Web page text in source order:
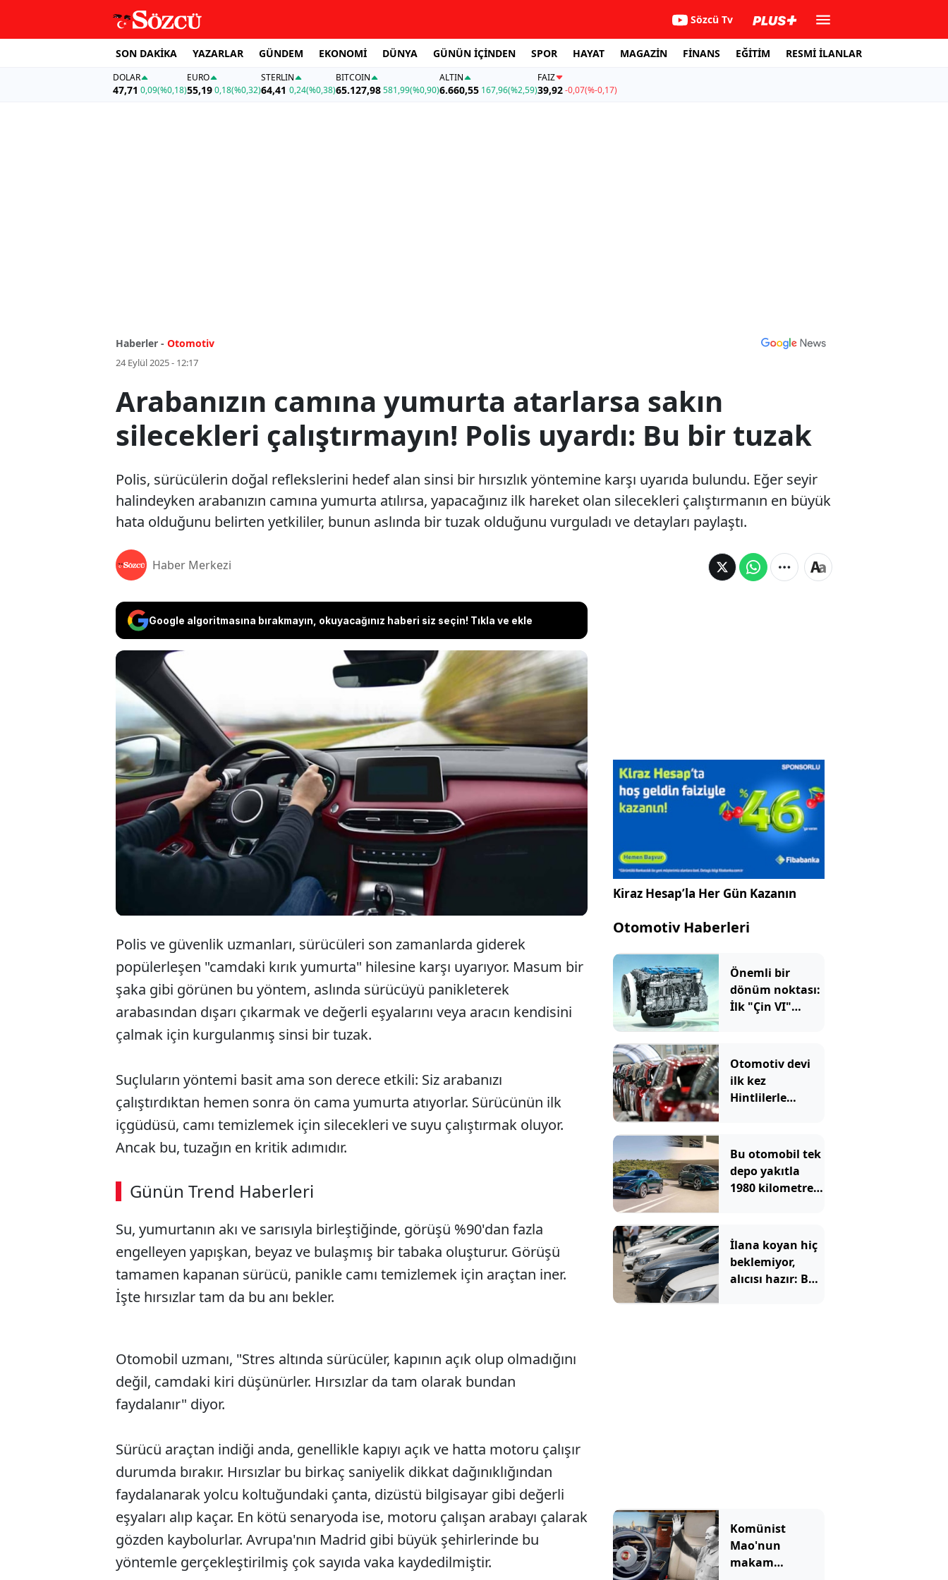
Sözcü Tv
SON DAKİKA YAZARLAR GÜNDEM EKONOMİ DÜNYA GÜNÜN İÇİNDEN SPOR HAYAT MAGAZİN FİNANS EĞİTİM RESMİ İLANLAR
DOLAR
47,71 0,09(%0,18)
EURO
55,19 0,18(%0,32)
STERLIN
64,41 0,24(%0,38)
BITCOIN
65.127,98581,99(%0,90)
ALTIN
6.660,55 167,96(%2,59)
FAİZ
39,92-0,07(%-0,17)
Haberler - Otomotiv
24 Eylül 2025 - 12:17
Arabanızın camına yumurta atarlarsa sakın
silecekleri çalıştırmayın! Polis uyardı: Bu bir tuzak
Polis, sürücülerin doğal reflekslerini hedef alan sinsi bir hırsızlık yöntemine karşı uyarıda bulundu. Eğer seyir
halindeyken arabanızın camına yumurta atılırsa, yapacağınız ilk hareket olan silecekleri çalıştırmanın en büyük
hata olduğunu belirten yetkililer, bunun aslında bir tuzak olduğunu vurguladı ve detayları paylaştı.
Haber Merkezi
Google algoritmasına bırakmayın, okuyacağınız haberi siz seçin! Tıkla ve ekle
Polis, sürücülerin doğal reflekslerini hedef alan sinsi bir hırsızlık
yöntemine karşı uyarıda bulundu. Eğer seyir halindeyken arabanızın
camına yumurta atılırsa, yapacağınız ilk hareket olan silecekleri
çalıştırmanın en büyük hata olduğunu belirten yetkililer, bunun
aslında bir tuzak olduğunu vurguladı ve detayları paylaştı.
Polis ve güvenlik uzmanları, sürücüleri son zamanlarda giderek
popülerleşen "camdaki kırık yumurta" hilesine karşı uyarıyor. Masum bir
şaka gibi görünen bu yöntem, aslında sürücüyü panikleterek
arabasından dışarı çıkarmak ve değerli eşyalarını veya aracın kendisini
çalmak için kurgulanmış sinsi bir tuzak.
Suçluların yöntemi basit ama son derece etkili: Siz arabanızı
çalıştırdıktan hemen sonra ön cama yumurta atıyorlar. Sürücünün ilk
içgüdüsü, camı temizlemek için silecekleri ve suyu çalıştırmak oluyor.
Ancak bu, tuzağın en kritik adımıdır.
Günün Trend Haberleri
00:02 / 08:06
Su, yumurtanın akı ve sarısıyla birleştiğinde, görüşü %90'dan fazla
engelleyen yapışkan, beyaz ve bulaşmış bir tabaka oluşturur. Görüşü
tamamen kapanan sürücü, panikle camı temizlemek için araçtan iner.
İşte hırsızlar tam da bu anı bekler.
Otomobil uzmanı, "Stres altında sürücüler, kapının açık olup olmadığını
değil, camdaki kiri düşünürler. Hırsızlar da tam olarak bundan
faydalanır" diyor.
Sürücü araçtan indiği anda, genellikle kapıyı açık ve hatta motoru çalışır
durumda bırakır. Hırsızlar bu birkaç saniyelik dikkat dağınıklığından
faydalanarak yolcu koltuğundaki çanta, dizüstü bilgisayar gibi değerli
eşyaları alıp kaçar. En kötü senaryoda ise, motoru çalışan arabayı çalarak
gözden kaybolurlar. Avrupa'nın Madrid gibi büyük şehirlerinde bu
yöntemle gerçekleştirilmiş çok sayıda vaka kaydedilmiştir.
Kiraz Hesap’la Her Gün Kazanın
Otomotiv Haberleri
Önemli bir
dönüm noktası:
İlk "Çin VI"
Otomotiv devi
ilk kez
Hintlilerle
Bu otomobil tek
depo yakıtla
1980 kilometre
akla gelen
olmadı
İlana koyan hiç
beklemiyor,
alıcısı hazır: Bu
Komünist
Mao'nun
makam